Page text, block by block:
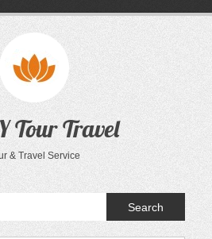
Tour Travel
& Travel Service
Search